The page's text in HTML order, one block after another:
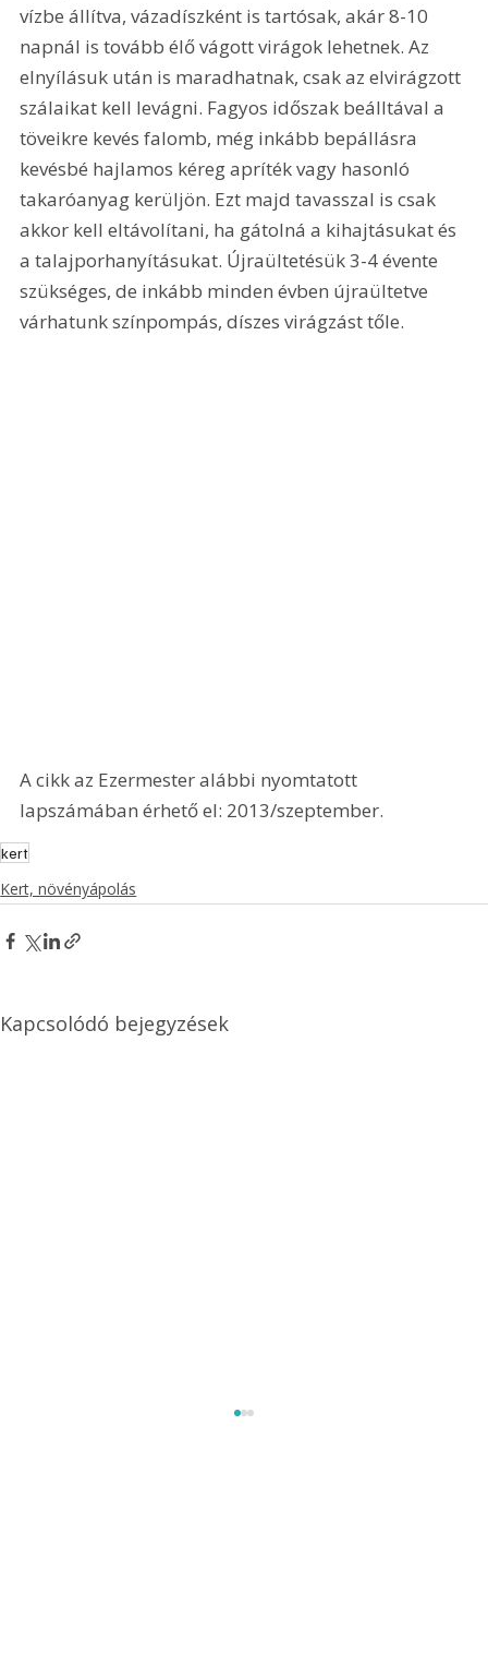
vízbe állítva, vázadíszként is tartósak, akár 8-10
napnál is tovább élő vágott virágok lehetnek. Az
elnyílásuk után is maradhatnak, csak az elvirágzott
szálaikat kell levágni. Fagyos időszak beálltával a
töveikre kevés falomb, még inkább bepállásra
kevésbé hajlamos kéreg apríték vagy hasonló
takaróanyag kerüljön. Ezt majd tavasszal is csak
akkor kell eltávolítani, ha gátolná a kihajtásukat és
a talajporhanyításukat. Újraültetésük 3-4 évente
szükséges, de inkább minden évben újraültetve
várhatunk színpompás, díszes virágzást tőle.
A cikk az Ezermester alábbi nyomtatott
lapszámában érhető el: 2013/szeptember.
kert
Kert, növényápolás
Kapcsolódó bejegyzések